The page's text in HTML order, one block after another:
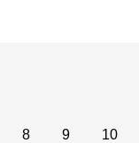
8 9 10